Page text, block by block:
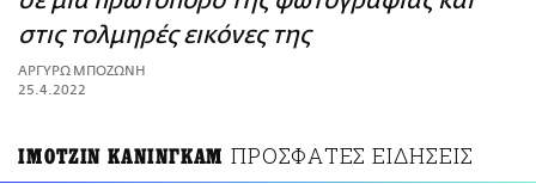
ΑΜΠΑ
PRINT
στις τολμηρές εικόνες της
ΑΡΓΥΡΩ ΜΠΟΖΩΝΗ
25.4.2022
ΙΜΟΤΖΙΝ ΚΑΝΙΝΓΚΑΜ ΠΡΟΣΦΑΤΕΣ ΕΙΔΗΣΕΙΣ